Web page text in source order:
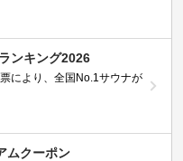
ンキング2026
により、全国No.1サウナが
ムクーポン